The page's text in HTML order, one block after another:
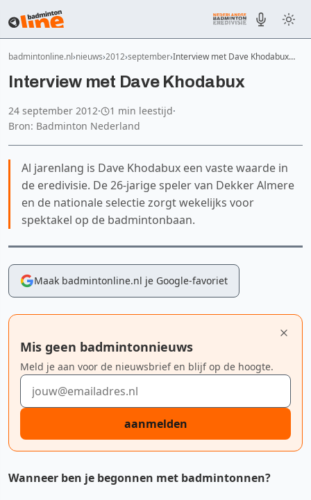
badmintonline.nl nieuws 2012 september Interview met Dave Khodabux…
Interview met Dave Khodabux
24 september 2012· 1 min leestijd·
Bron: Badminton Nederland
Al jarenlang is Dave Khodabux een vaste waarde in
de eredivisie. De 26-jarige speler van Dekker Almere
en de nationale selectie zorgt wekelijks voor
spektakel op de badmintonbaan.
Maak badmintonline.nl je Google-favoriet
Mis geen badmintonnieuws
Meld je aan voor de nieuwsbrief en blijf op de hoogte.
E-mailadres
aanmelden
Wanneer ben je begonnen met badmintonnen?